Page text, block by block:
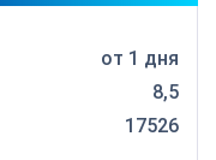
от 1 дня
8,5
17526